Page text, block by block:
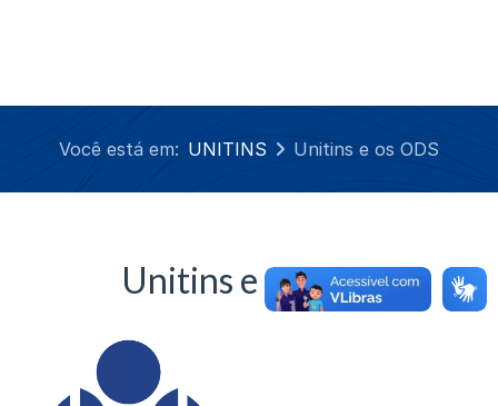
Você está em: UNITINS Unitins e os ODS
Unitins e os ODS